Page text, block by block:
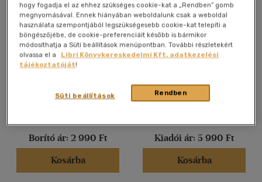
Vélemény szerint
(82)
(7)
Tesó lettem!
Csapody Kinga
Borító ár: 2 990 Ft
Kosárba
A baba
Könyv
Kiadói ár: 5 990 Ft
Kosárba
hogy fogadja el az ehhez szükséges cookie-kat a „Rendben” gomb
megnyomásával. Ennek hiányában weboldalunk csak a weboldal
használata szempontjából legszükségesebb cookie-kat telepíti a
böngészőjébe, de cookie-preferenciáit később is bármikor
módosíthatja a Süti beállítások menüpontban. További részletekért
olvassa el a
Libri Könyvkereskedelmi Kft. adatkezelési
tájékoztatóját!
Rendben
Süti beállítások